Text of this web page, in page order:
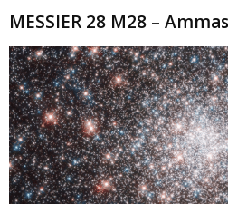
MESSIER 28 M28 –